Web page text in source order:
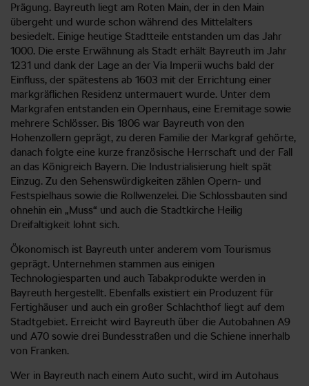
Prägung. Bayreuth liegt am Roten Main, der in den Main
übergeht und wurde schon während des Mittelalters
besiedelt. Einige heutige Stadtteile entstanden um das Jahr
1000. Die erste Erwähnung als Stadt erhält Bayreuth im Jahr
1231 und dank der Lage an der Via Imperii wuchs bald der
Einfluss, der spätestens ab 1603 mit der Errichtung einer
markgräflichen Residenz untermauert wurde. Unter dem
Markgrafen entstanden ein Opernhaus, eine Eremitage sowie
mehrere Schlösser. Bis 1806 war Bayreuth von den
Hohenzollern geprägt, zu deren Familie der Markgraf gehörte,
danach folgte eine kurze französische Herrschaft und der Fall
an das Königreich Bayern. Die Industrialisierung hielt spät
Einzug. Zu den Sehenswürdigkeiten zählen Opern- und
Festspielhaus sowie die Rollwenzelei. Die Schlossbauten sind
ohnehin ein „Muss“ und auch die Stadtkirche Heilig
Dreifaltigkeit lohnt sich.
Ökonomisch ist Bayreuth unter anderem vom Tourismus
geprägt. Unternehmen stammen aus einigen
Technologiesparten und auch Tabakprodukte werden in
Bayreuth hergestellt. Ebenfalls existiert ein Produzent für
Fertighäuser und auch ein großer Schlachthof liegt auf dem
Stadtgebiet. Erreicht wird Bayreuth über die Autobahnen A9
und A70 sowie drei Bundesstraßen und die Schiene innerhalb
von Franken.
Wer in Bayreuth nach einem Auto sucht, wird im Autohaus